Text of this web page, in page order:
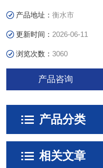
产品地址：衡水市
更新时间： 2026-06-11
浏览次数：3060
产品咨询
产品分类
相关文章